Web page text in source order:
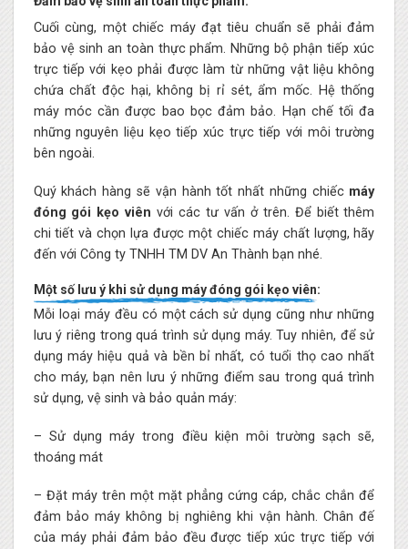
Cuối cùng, một chiếc máy đạt tiêu chuẩn sẽ phải đảm
bảo vệ sinh an toàn thực phẩm. Những bộ phận tiếp xúc
trực tiếp với kẹo phải được làm từ những vật liệu không
chứa chất độc hại, không bị rỉ sét, ẩm mốc. Hệ thống
máy móc cần được bao bọc đảm bảo. Hạn chế tối đa
những nguyên liệu kẹo tiếp xúc trực tiếp với môi trường
bên ngoài.
Quý khách hàng sẽ vận hành tốt nhất những chiếc máy
đóng gói kẹo viênvới các tư vấn ở trên. Để biết thêm
chi tiết và chọn lựa được một chiếc máy chất lượng, hãy
đến với Công ty TNHH TM DV An Thành bạn nhé.
Một số lưu ý khi sử dụng máy đóng gói kẹo viên:
Mỗi loại máy đều có một cách sử dụng cũng như những
lưu ý riêng trong quá trình sử dụng máy. Tuy nhiên, để sử
dụng máy hiệu quả và bền bỉ nhất, có tuổi thọ cao nhất
cho máy, bạn nên lưu ý những điểm sau trong quá trình
sử dụng, vệ sinh và bảo quản máy:
– Sử dụng máy trong điều kiện môi trường sạch sẽ,
thoáng mát
– Đặt máy trên một mặt phẳng cứng cáp, chắc chắn để
đảm bảo máy không bị nghiêng khi vận hành. Chân đế
của máy phải đảm bảo đều được tiếp xúc trực tiếp với